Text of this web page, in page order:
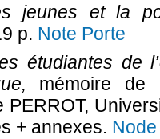
jeunes et la
p. Note Porte
étudiantes de
, mémoire de
PERROT,
+ annexes.